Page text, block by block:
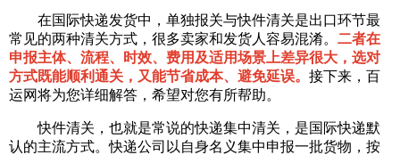
在国际快递发货中，单独报关与快件清关是出口环节最
常见的两种清关方式，很多卖家和发货人容易混淆。 二者在
申报主体、流程、时效、费用及适用场景上差异很大，选对
方式既能顺利通关，又能节省成本、避免延误。 接下来，百
运网将为您详细解答，希望对您有所帮助。
快件清关，也就是常说的快递集中清关，是国际快递默
认的主流方式。快递公司以自身名义集中申报一批货物，按